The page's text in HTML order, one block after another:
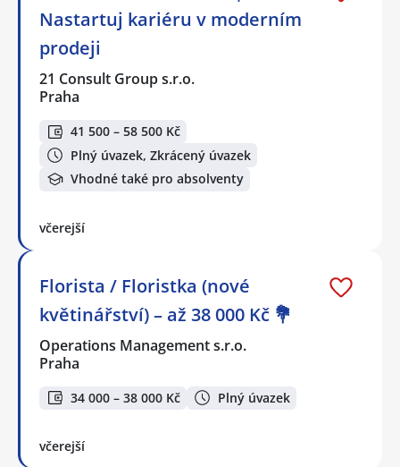
Nastartuj kariéru v moderním
prodeji
21 Consult Group s.r.o.
Praha
41 500 – 58 500 Kč
Plný úvazek, Zkrácený úvazek
Vhodné také pro absolventy
včerejší
Florista / Floristka (nové
květinářství) – až 38 000 Kč 💐
Operations Management s.r.o.
Praha
34 000 – 38 000 Kč Plný úvazek
včerejší